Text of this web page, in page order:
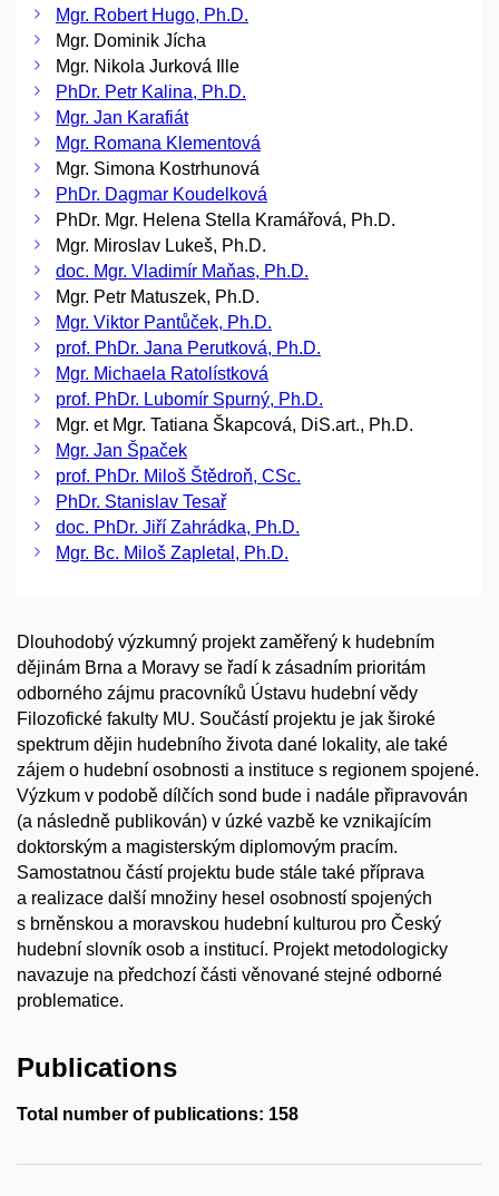
Mgr. Robert Hugo, Ph.D.
Mgr. Dominik Jícha
Mgr. Nikola Jurková Ille
PhDr. Petr Kalina, Ph.D.
Mgr. Jan Karafiát
Mgr. Romana Klementová
Mgr. Simona Kostrhunová
PhDr. Dagmar Koudelková
PhDr. Mgr. Helena Stella Kramářová, Ph.D.
Mgr. Miroslav Lukeš, Ph.D.
doc. Mgr. Vladimír Maňas, Ph.D.
Mgr. Petr Matuszek, Ph.D.
Mgr. Viktor Pantůček, Ph.D.
prof. PhDr. Jana Perutková, Ph.D.
Mgr. Michaela Ratolístková
prof. PhDr. Lubomír Spurný, Ph.D.
Mgr. et Mgr. Tatiana Škapcová, DiS.art., Ph.D.
Mgr. Jan Špaček
prof. PhDr. Miloš Štědroň, CSc.
PhDr. Stanislav Tesař
doc. PhDr. Jiří Zahrádka, Ph.D.
Mgr. Bc. Miloš Zapletal, Ph.D.
Dlouhodobý výzkumný projekt zaměřený k hudebním
dějinám Brna a Moravy se řadí k zásadním prioritám
odborného zájmu pracovníků Ústavu hudební vědy
Filozofické fakulty MU. Součástí projektu je jak široké
spektrum dějin hudebního života dané lokality, ale také
zájem o hudební osobnosti a instituce s regionem spojené.
Výzkum v podobě dílčích sond bude i nadále připravován
(a následně publikován) v úzké vazbě ke vznikajícím
doktorským a magisterským diplomovým pracím.
Samostatnou částí projektu bude stále také příprava
a realizace další množiny hesel osobností spojených
s brněnskou a moravskou hudební kulturou pro Český
hudební slovník osob a institucí. Projekt metodologicky
navazuje na předchozí části věnované stejné odborné
problematice.
Publications
Total number of publications: 158